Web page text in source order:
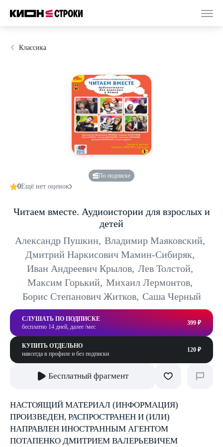
Классика
По подписке
0Ещё нет оценок
Читаем вместе. Аудиоистории для взрослых и
детей
Александр Пушкин, Владимир Маяковский,
Дмитрий Наркисович Мамин-Сибиряк,
Иван Андреевич Крылов, Лев Толстой,
Максим Горький, Михаил Лермонтов,
Борис Степанович Житков, Саша Черный
СЛУШАТЬ ПО ПОДПИСКЕ
бесплатно 14 дней, далее /мес
399 ₽
КУПИТЬ ОТДЕЛЬНО
навсегда в профиле и без подписки
120 ₽
Бесплатный фрагмент
НАСТОЯЩИЙ МАТЕРИАЛ (ИНФОРМАЦИЯ)
ПРОИЗВЕДЕН, РАСПРОСТРАНЕН И (ИЛИ)
НАПРАВЛЕН ИНОСТРАННЫМ АГЕНТОМ
ПОТАПЕНКО ДМИТРИЕМ ВАЛЕРЬЕВИЧЕМ